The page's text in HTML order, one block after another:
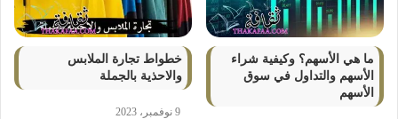
ما هي الأسهم؟ وكيفية شراء
الأسهم والتداول في سوق
الأسهم
خطواط تجارة الملابس
والاحذية بالجملة
9 نوفمبر، 2023